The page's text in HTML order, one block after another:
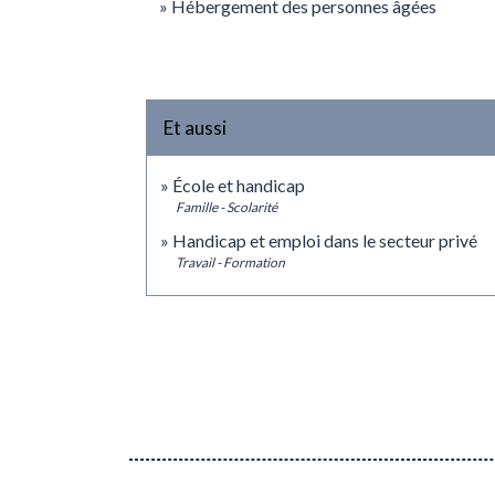
Hébergement des personnes âgées
Et aussi
École et handicap
Famille - Scolarité
Handicap et emploi dans le secteur privé
Travail - Formation